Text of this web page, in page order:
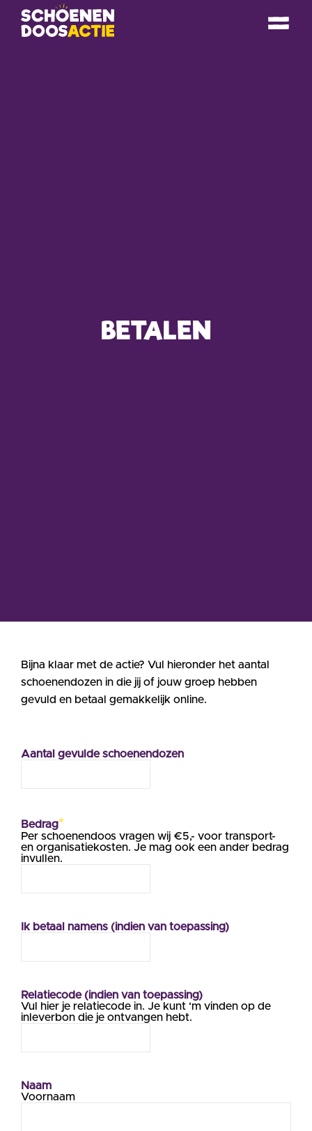
BETALEN
Bijna klaar met de actie? Vul hieronder het aantal
schoenendozen in die jij of jouw groep hebben
gevuld en betaal gemakkelijk online.
Aantal gevulde schoenendozen
Bedrag*
Per schoenendoos vragen wij €5,- voor transport-
en organisatiekosten. Je mag ook een ander bedrag
invullen.
Ik betaal namens (indien van toepassing)
Relatiecode (indien van toepassing)
Vul hier je relatiecode in. Je kunt ‘m vinden op de
inleverbon die je ontvangen hebt.
Naam
Voornaam